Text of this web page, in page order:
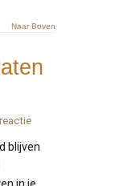
Naar Boven
blijven